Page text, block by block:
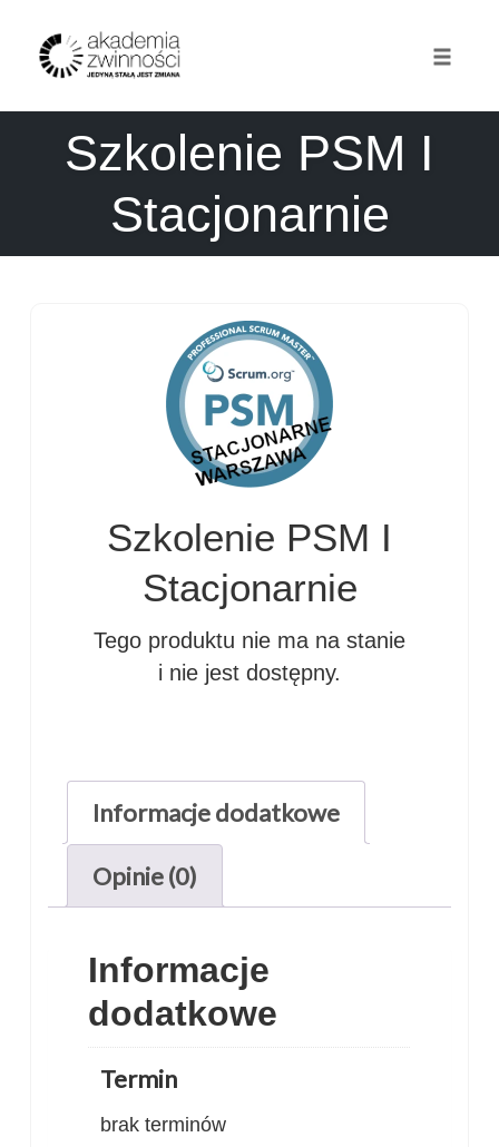
Szkolenie PSM I
Stacjonarnie
Szkolenie PSM I
Stacjonarnie
Tego produktu nie ma na stanie
i nie jest dostępny.
Informacje dodatkowe
Opinie (0)
Informacje
dodatkowe
Termin
brak terminów